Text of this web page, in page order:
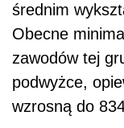
średnim
Obecne
zawodów tej
podwyżce,
wzrosną do